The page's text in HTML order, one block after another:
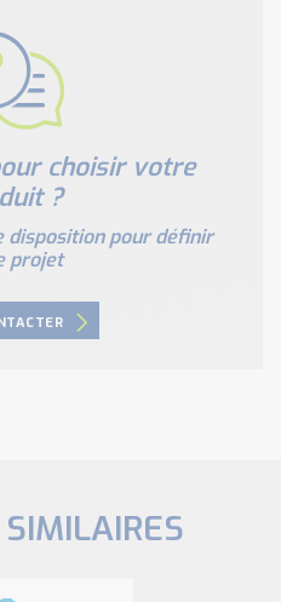
choisir votre
?
disposition pour définir
projet